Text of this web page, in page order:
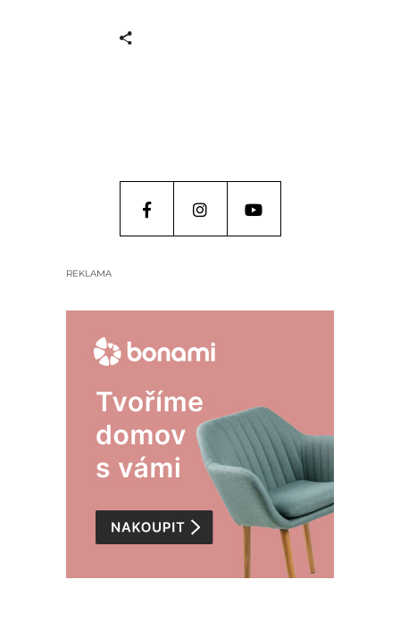
REKLAMA